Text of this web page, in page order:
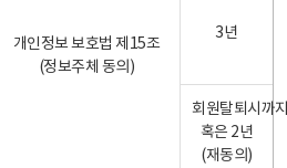
개인정보 보호법 제15조
(정보주체 동의)
3년
회원탈퇴시까
혹은 2년
(재동의)